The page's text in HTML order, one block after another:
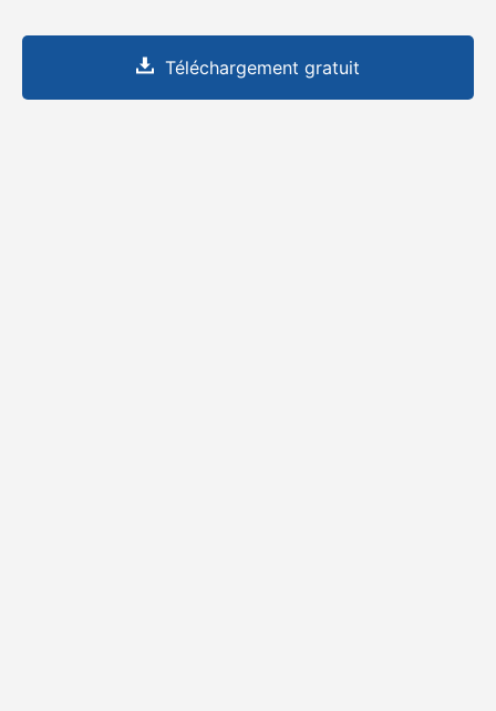
Téléchargement gratuit